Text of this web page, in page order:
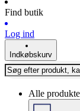
Find butik
Log ind
Indkøbskurv
Alle